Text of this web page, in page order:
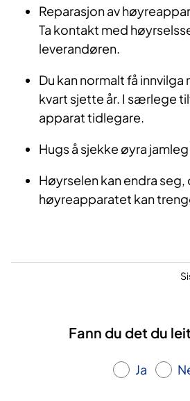
Reparasjon av
Ta kontakt med
leverandøren.
Du kan normalt få
kvart sjette år. I særlege
apparat tidlegare.
Hugs å sjekke øyra
Høyrselen kan endra seg,
høyreapparatet kan
Fann du det du
Ja